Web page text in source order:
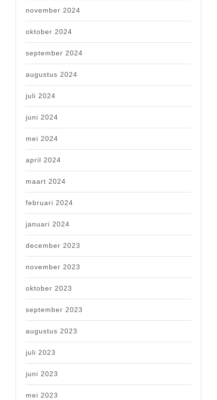
november 2024
oktober 2024
september 2024
augustus 2024
juli 2024
juni 2024
mei 2024
april 2024
maart 2024
februari 2024
januari 2024
december 2023
november 2023
oktober 2023
september 2023
augustus 2023
juli 2023
juni 2023
mei 2023